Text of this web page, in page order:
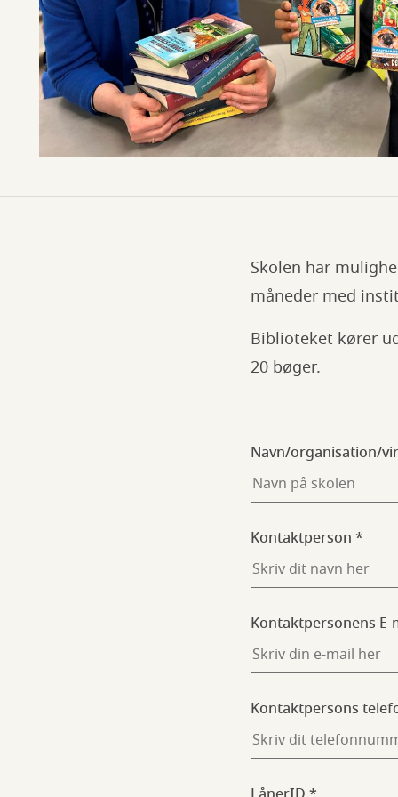
Skolen har
måneder med
Biblioteket kører
20 bøger.
Navn/organisation/
Kontaktperson
Kontaktpersonens E-
Kontaktpersons